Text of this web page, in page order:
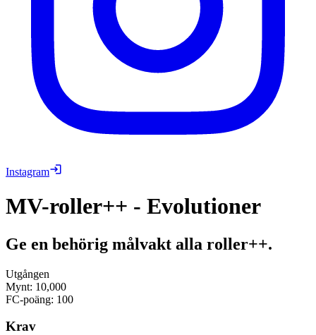
Instagram
MV-roller++ - Evolutioner
Ge en behörig målvakt alla roller++.
Utgången
Mynt: 10,000
FC-poäng: 100
Krav